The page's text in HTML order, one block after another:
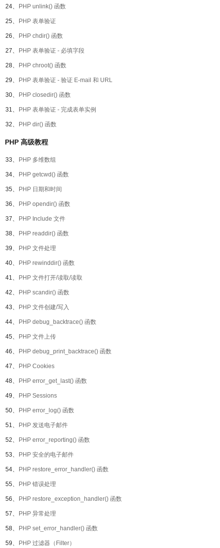
24、 PHP unlink() 函数
25、 PHP 表单验证
26、 PHP chdir() 函数
27、 PHP 表单验证 - 必填字段
28、 PHP chroot() 函数
29、 PHP 表单验证 - 验证 E-mail 和 URL
30、 PHP closedir() 函数
31、 PHP 表单验证 - 完成表单实例
32、 PHP dir() 函数
PHP 高级教程
33、 PHP 多维数组
34、 PHP getcwd() 函数
35、 PHP 日期和时间
36、 PHP opendir() 函数
37、 PHP Include 文件
38、 PHP readdir() 函数
39、 PHP 文件处理
40、 PHP rewinddir() 函数
41、 PHP 文件打开/读取/读取
42、 PHP scandir() 函数
43、 PHP 文件创建/写入
44、 PHP debug_backtrace() 函数
45、 PHP 文件上传
46、 PHP debug_print_backtrace() 函数
47、 PHP Cookies
48、 PHP error_get_last() 函数
49、 PHP Sessions
50、 PHP error_log() 函数
51、 PHP 发送电子邮件
52、 PHP error_reporting() 函数
53、 PHP 安全的电子邮件
54、 PHP restore_error_handler() 函数
55、 PHP 错误处理
56、 PHP restore_exception_handler() 函数
57、 PHP 异常处理
58、 PHP set_error_handler() 函数
59、 PHP 过滤器（Filter）